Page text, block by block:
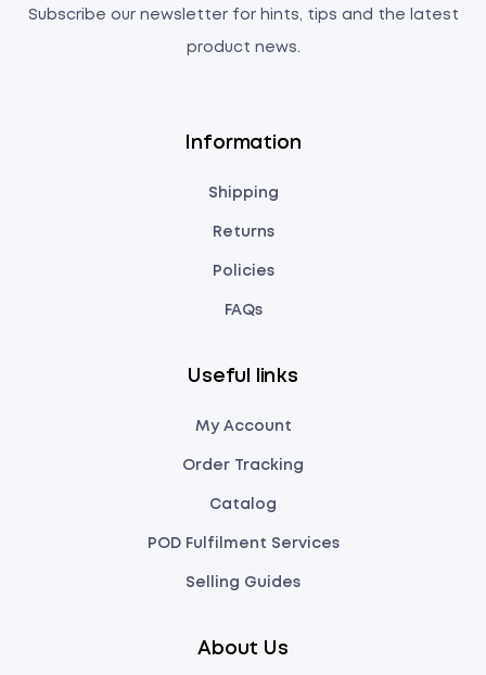
Information
Shipping
Returns
Policies
FAQs
Useful links
My Account
Order Tracking
Catalog
POD Fulfilment Services
Selling Guides
About Us
Subscribe our newsletter for hints, tips and the latest
product news.